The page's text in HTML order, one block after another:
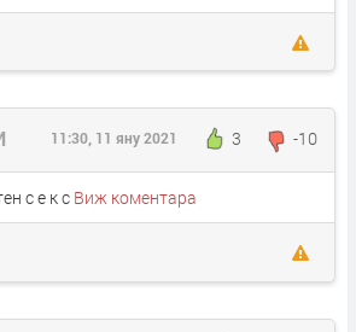
3 -10
11:30, 11 яну 2021
с е к с Виж коментара